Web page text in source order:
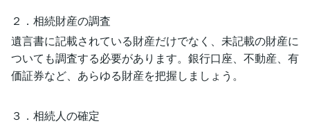
２．相続財産の調査
遺言書に記載されている財産だけでなく、未記載の財産に
ついても調査する必要があります。銀行口座、不動産、有
価証券など、あらゆる財産を把握しましょう。
３．相続人の確定